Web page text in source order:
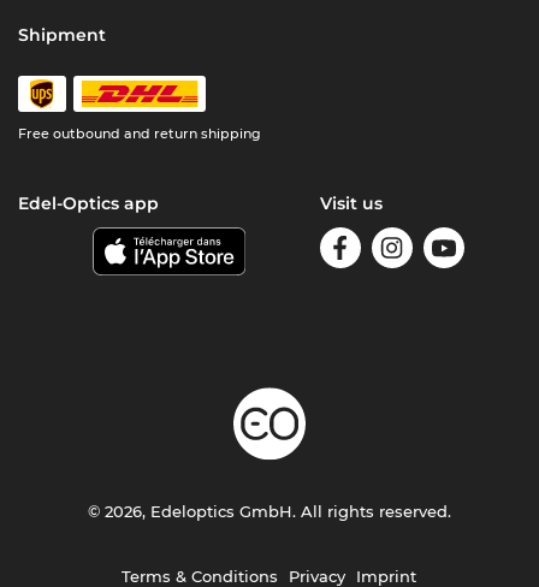
Shipment
Free outbound and return shipping
Edel-Optics app Visit us
Terms & Conditions Privacy Imprint
© 2026, Edeloptics GmbH. All rights reserved.